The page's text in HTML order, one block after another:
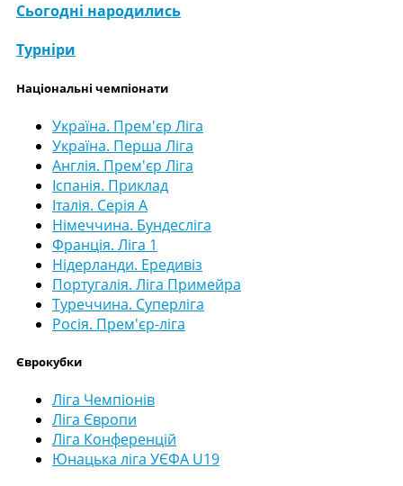
Сьогодні народились
Турніри
Національні чемпіонати
Україна. Прем'єр Ліга
Україна. Перша Ліга
Англія. Прем'єр Ліга
Іспанія. Приклад
Італія. Серія А
Німеччина. Бундесліга
Франція. Ліга 1
Нідерланди. Ередивіз
Португалія. Ліга Примейра
Туреччина. Суперліга
Росія. Прем'єр-ліга
Єврокубки
Ліга Чемпіонів
Ліга Європи
Ліга Конференцій
Юнацька ліга УЄФА U19